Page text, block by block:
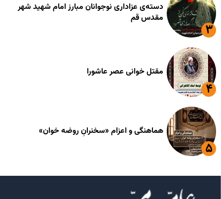
دسته‌ی عزاداری نوجوانان مبارز امام شهید شهر
مقدس قم
مقتل خوانی عصر عاشورا
هماهنگی و اعزام «سخنرانِ روضه خوان»